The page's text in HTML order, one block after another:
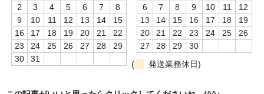
もろみ漬け
その他
麺類
2
3 4 5 6 7
8
9
10 11 12 13 14
15
16
17 18 19 20 21
22
23
24 25 26 27 28
29
30
31
6
7 8 9 10 11
12
13
14 15 16 17 18
19
20
21 22 23 24 25
26
27
28 29
30
(
発送業務休日)